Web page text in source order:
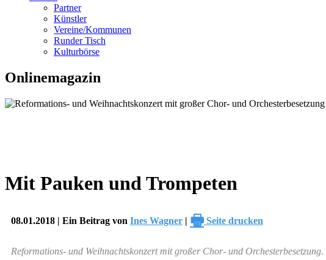
Partner
Künstler
Vereine/Kommunen
Runder Tisch
Kulturbörse
Onlinemagazin
Mit Pauken und Trompeten
08.01.2018 | Ein Beitrag von Ines Wagner | 🖶 Seite drucken
Reformations- und Weihnachtskonzert mit großer Chor- und